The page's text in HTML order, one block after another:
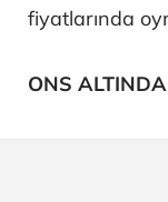
fiyatlarında
ONS